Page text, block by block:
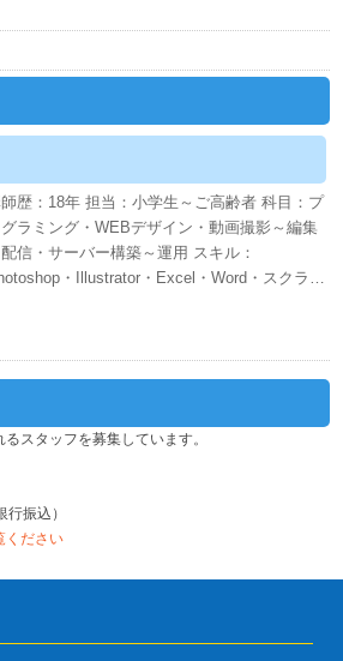
歴：18年 担当：小学生～ご高齢者 科目：プ
グラミング・WEBデザイン・動画撮影～編集
配信・サーバー構築～運用 スキル：
・Illustrator・Excel・Word・スクラッ
スタッフを募集しています。
振込）
ください